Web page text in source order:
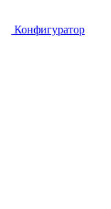
Конфигуратор